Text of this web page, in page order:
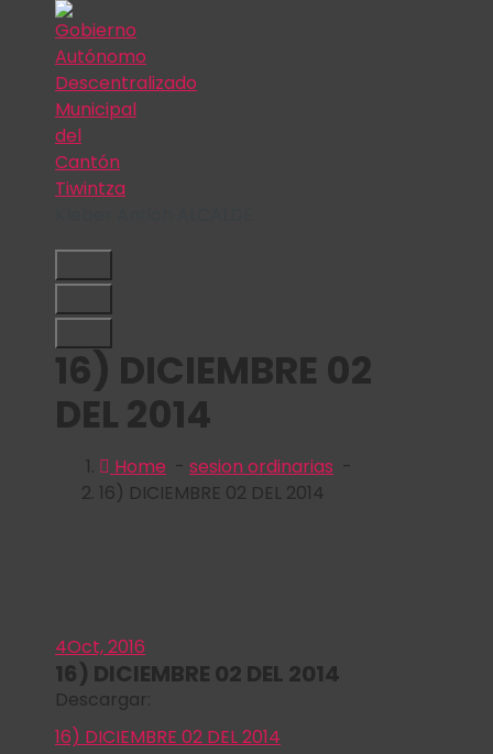
content
16) DICIEMBRE 02
DEL 2014
Home - sesion ordinarias -
16) DICIEMBRE 02 DEL 2014
4Oct, 2016
16) DICIEMBRE 02 DEL 2014
Descargar:
16) DICIEMBRE 02 DEL 2014